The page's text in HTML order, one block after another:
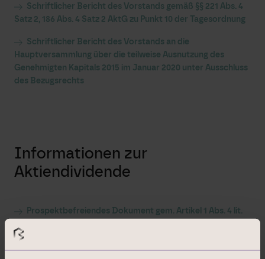
Schriftlicher Bericht des Vorstands gemäß §§ 221 Abs. 4
Satz 2, 186 Abs. 4 Satz 2 AktG zu Punkt 10 der Tagesordnung
Schriftlicher Bericht des Vorstands an die
Hauptversammlung über die teilweise Ausnutzung des
Genehmigten Kapitals 2015 im Januar 2020 unter Ausschluss
des Bezugsrechts
Informationen zur
Aktiendividende
Prospektbefreiendes Dokument gem. Artikel 1 Abs. 4 lit.